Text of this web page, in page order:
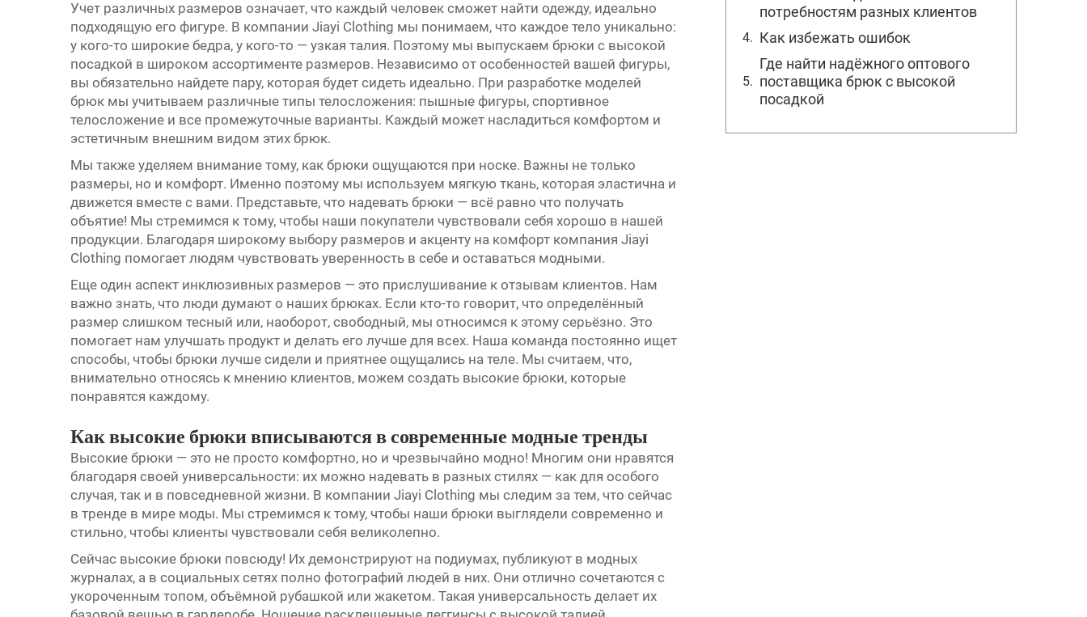
Учет различных размеров означает, что каждый человек сможет найти одежду, идеально
подходящую его фигуре. В компании Jiayi Clothing мы понимаем, что каждое тело уникально:
у кого-то широкие бедра, у кого-то — узкая талия. Поэтому мы выпускаем брюки с высокой
посадкой в широком ассортименте размеров. Независимо от особенностей вашей фигуры,
вы обязательно найдете пару, которая будет сидеть идеально. При разработке моделей
брюк мы учитываем различные типы телосложения: пышные фигуры, спортивное
телосложение и все промежуточные варианты. Каждый может насладиться комфортом и
эстетичным внешним видом этих брюк.
Мы также уделяем внимание тому, как брюки ощущаются при носке. Важны не только
размеры, но и комфорт. Именно поэтому мы используем мягкую ткань, которая эластична и
движется вместе с вами. Представьте, что надевать брюки — всё равно что получать
объятие! Мы стремимся к тому, чтобы наши покупатели чувствовали себя хорошо в нашей
продукции. Благодаря широкому выбору размеров и акценту на комфорт компания Jiayi
Clothing помогает людям чувствовать уверенность в себе и оставаться модными.
Еще один аспект инклюзивных размеров — это прислушивание к отзывам клиентов. Нам
важно знать, что люди думают о наших брюках. Если кто-то говорит, что определённый
размер слишком тесный или, наоборот, свободный, мы относимся к этому серьёзно. Это
помогает нам улучшать продукт и делать его лучше для всех. Наша команда постоянно ищет
способы, чтобы брюки лучше сидели и приятнее ощущались на теле. Мы считаем, что,
внимательно относясь к мнению клиентов, можем создать высокие брюки, которые
понравятся каждому.
Как высокие брюки вписываются в современные модные тренды
Высокие брюки — это не просто комфортно, но и чрезвычайно модно! Многим они нравятся
благодаря своей универсальности: их можно надевать в разных стилях — как для особого
случая, так и в повседневной жизни. В компании Jiayi Clothing мы следим за тем, что сейчас
в тренде в мире моды. Мы стремимся к тому, чтобы наши брюки выглядели современно и
стильно, чтобы клиенты чувствовали себя великолепно.
Сейчас высокие брюки повсюду! Их демонстрируют на подиумах, публикуют в модных
журналах, а в социальных сетях полно фотографий людей в них. Они отлично сочетаются с
укороченным топом, объёмной рубашкой или жакетом. Такая универсальность делает их
потребностям разных клиентов
Как избежать ошибок
Где найти надёжного оптового
поставщика брюк с высокой
посадкой